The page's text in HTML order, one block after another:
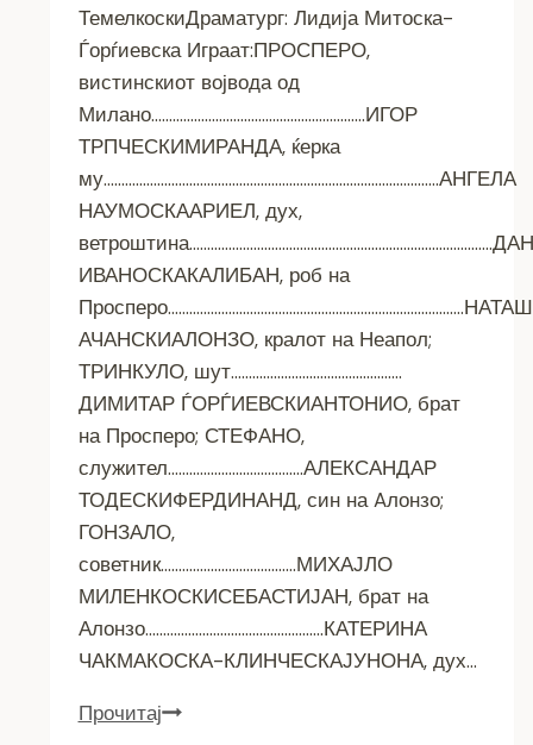
ТемелкоскиДраматург: Лидија Митоска-
Ѓорѓиевска Играат:ПРОСПЕРО,
вистинскиот војвода од
Милано……………………………………………………ИГОР
ТРПЧЕСКИМИРАНДА, ќерка
му………………………………………………………………………………….АНГЕЛА
НАУМОСКААРИЕЛ, дух,
ИВАНОСКАКАЛИБАН, роб на
АЧАНСКИАЛОНЗО, кралот на Неапол;
ТРИНКУЛО, шут…………………………………………
ДИМИТАР ЃОРЃИЕВСКИАНТОНИО, брат
на Просперо; СТЕФАНО,
служител………………………………..АЛЕКСАНДАР
ТОДЕСКИФЕРДИНАНД, син на Aлонзо;
ГОНЗАЛО,
советник………………………………..МИХАЈЛО
МИЛЕНКОСКИСЕБАСТИЈАН, брат на
Алонзо…………………………………………..КАТЕРИНА
ЧАКМАКОСКА-КЛИНЧЕСКАЈУНОНА, дух…
Прочитај„БУРА“